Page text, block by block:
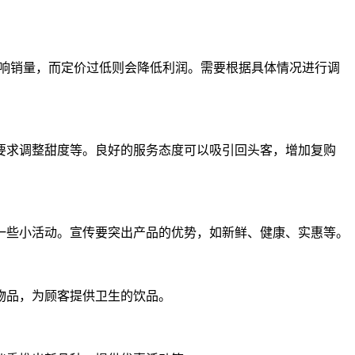
量，而定价过低则会降低利润。需要根据具体情况进行调
调整甜度等。良好的服务态度可以吸引回头客，增加复购
小活动。宣传要突出产品的优势，如新鲜、健康、实惠等。
，为顾客提供卫生的饮品。